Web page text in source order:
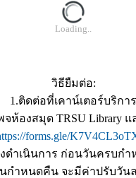
Loading..
วิธียืมต่อ:
1.ติดต่อที่เคาน์เตอร์บริการ
ห้องสมุด TRSU Library แ
forms.gle/
ดำเนินการ ก่อนวันครบก
กำหนดคืน จะมีค่าปรับวัน